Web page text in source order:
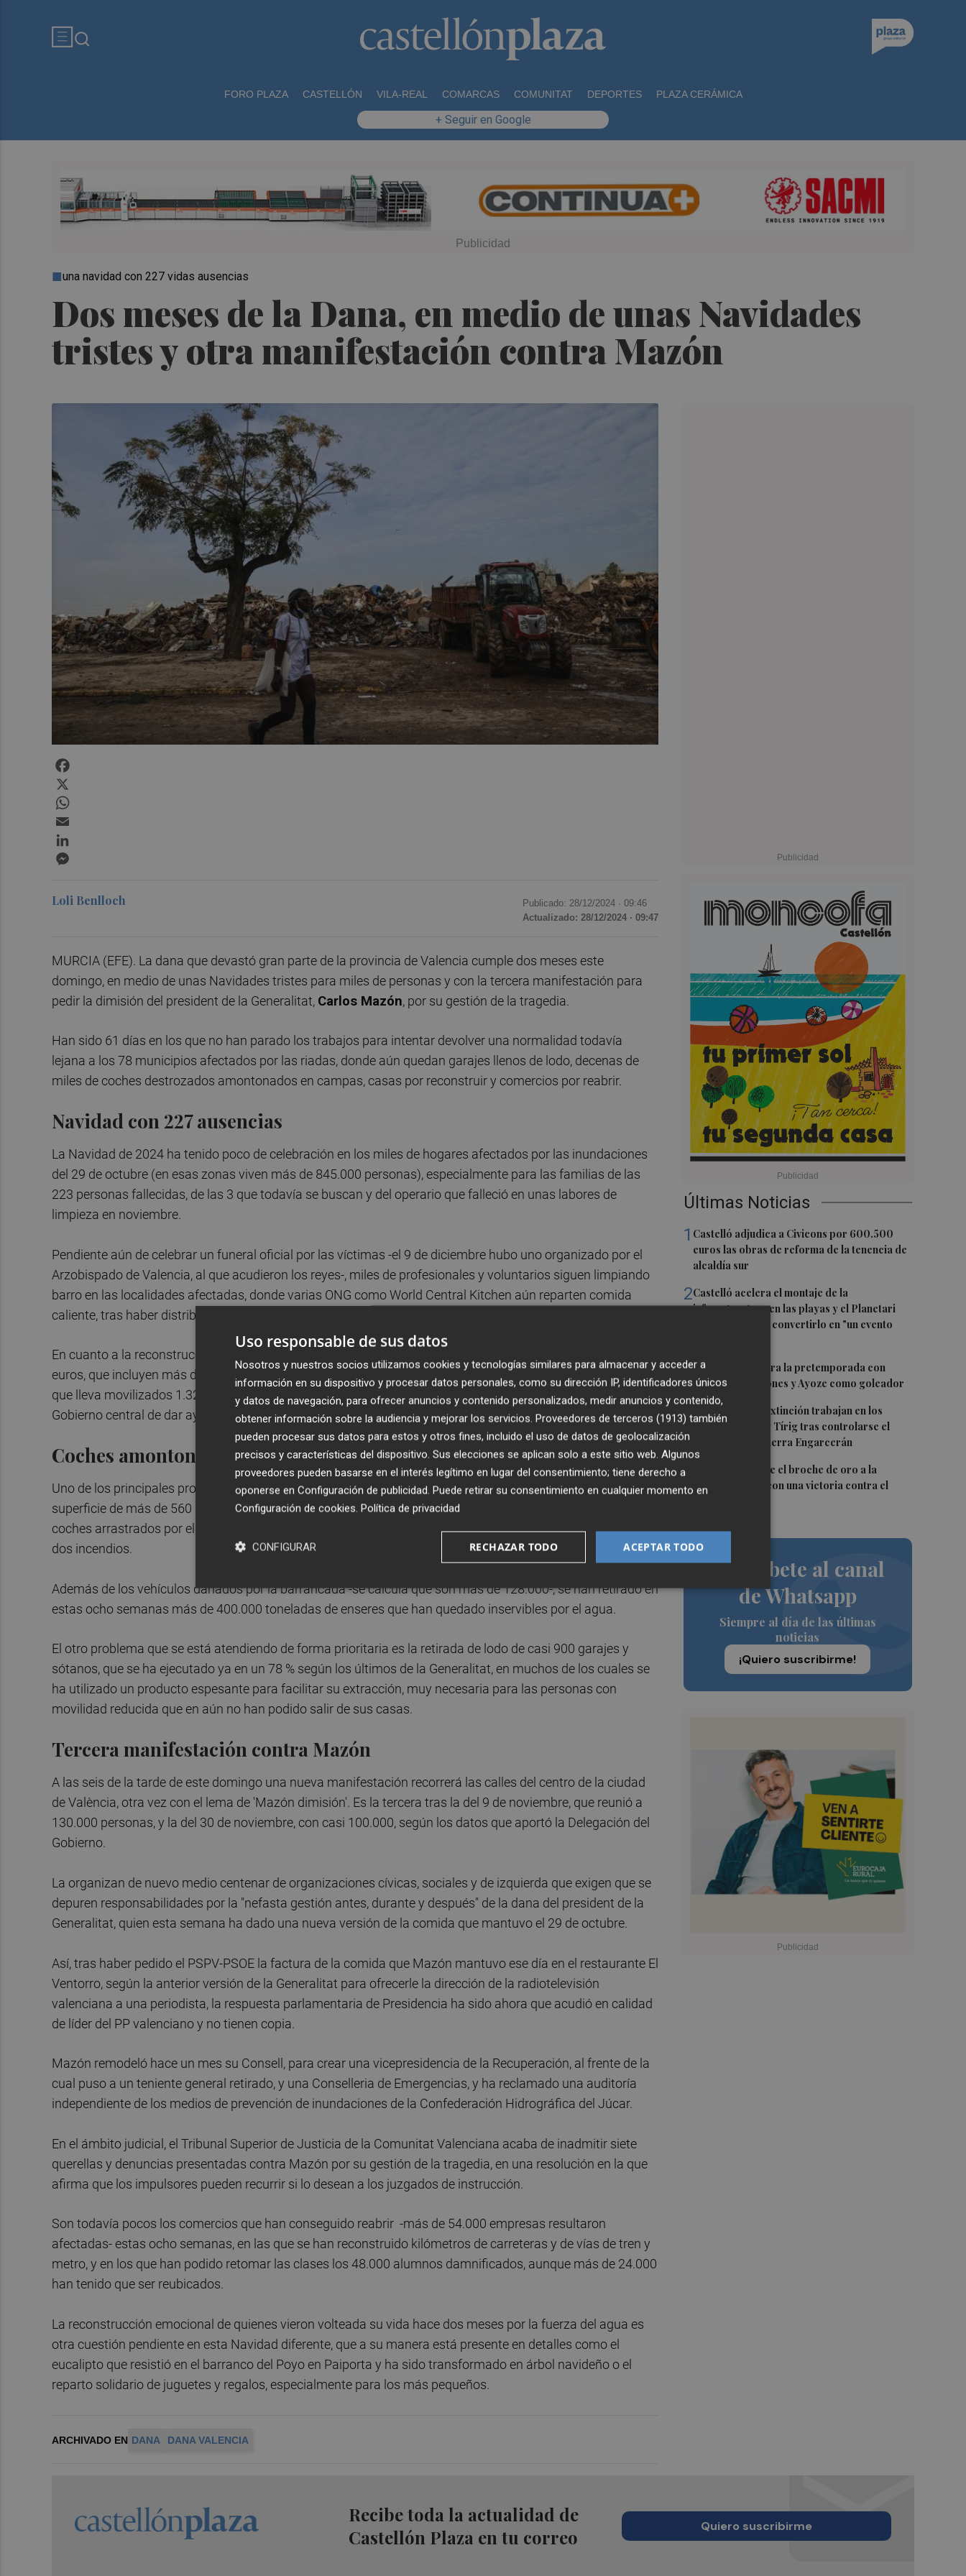
FORO PLAZA CASTELLÓN VILA-REAL COMARCAS COMUNITAT DEPORTES PLAZA CERÁMICA
+ Seguir en Google
Dos meses de la Dana, en medio de unas Navidades
tristes y otra manifestación contra Mazón
una navidad con 227 vidas ausencias
Últimas Noticias
1 Castelló adjudica a Civicons por 600.500
euros las obras de reforma de la tenencia de
alcaldía sur
2Castelló acelera el montaje de la
infraestructura en las playas y el Planetari
del eclipse para convertirlo en "un evento
3El Villarreal cierra la pretemporada con
buenas sensaciones y Ayoze como goleador
4 Los medios de extinción trabajan en los
frentes de Catí y Tírig tras controlarse el
incendio de la Sierra Engarcerán
5
El Villarreal pone el broche de oro a la
pretemporada con una victoria contra el
Suscríbete al canal
de Whatsapp
Siempre al día de las últimas
noticias
¡Quiero suscribirme!
Loli Benlloch Publicado: 28/12/2024 · 09:46
Actualizado: 28/12/2024 · 09:47
MURCIA (EFE). La dana que devastó gran parte de la provincia de Valencia cumple dos meses este
domingo, en medio de unas Navidades tristes para miles de personas y con la tercera manifestación para
pedir la dimisión del president de la Generalitat, Carlos Mazón, por su gestión de la tragedia.
Han sido 61 días en los que no han parado los trabajos para intentar devolver una normalidad todavía
lejana a los 78 municipios afectados por las riadas, donde aún quedan garajes llenos de lodo, decenas de
miles de coches destrozados amontonados en campas, casas por reconstruir y comercios por reabrir.
Navidad con 227 ausencias
La Navidad de 2024 ha tenido poco de celebración en los miles de hogares afectados por las inundaciones
del 29 de octubre (en esas zonas viven más de 845.000 personas), especialmente para las familias de las
223 personas fallecidas, de las 3 que todavía se buscan y del operario que falleció en unas labores de
limpieza en noviembre.
Pendiente aún de celebrar un funeral oficial por las víctimas -el 9 de diciembre hubo uno organizado por el
Arzobispado de Valencia, al que acudieron los reyes-, miles de profesionales y voluntarios siguen limpiando
barro en las localidades afectadas, donde varias ONG como World Central Kitchen aún reparten comida
caliente, tras haber distribuido más de 5 millones de raciones.
En cuanto a la reconstrucción, el Gobierno de España sostiene que lleva movilizados 16.600 millones de
euros, que incluyen más de 900 millones en ayudas directas abonados, mientras que la Generalitat afirma
que lleva movilizados 1.324 millones, que incluyen 854 de ayudas a fondo perdido pagadas, y acusa al
Gobierno central de dar ayudas a devolver y con intereses, lo que este niega.
Coches amontonados en campas
Uno de los principales problemas que hay que atender dos meses después de la catástrofe que afectó a una
superficie de más de 560 kilómetros cuadrados es el de las campas donde se apilaron decenas de miles de
coches arrastrados por el agua y allí siguen, pese a que muchas están cerca de núcleos urbanos y ha habido
dos incendios.
Además de los vehículos dañados por la barrancada -se calcula que son más de 128.000-, se han retirado en
estas ocho semanas más de 400.000 toneladas de enseres que han quedado inservibles por el agua.
El otro problema que se está atendiendo de forma prioritaria es la retirada de lodo de casi 900 garajes y
sótanos, que se ha ejecutado ya en un 78 % según los últimos de la Generalitat, en muchos de los cuales se
ha utilizado un producto espesante para facilitar su extracción, muy necesaria para las personas con
movilidad reducida que en aún no han podido salir de sus casas.
Tercera manifestación contra Mazón
A las seis de la tarde de este domingo una nueva manifestación recorrerá las calles del centro de la ciudad
de València, otra vez con el lema de 'Mazón dimisión'. Es la tercera tras la del 9 de noviembre, que reunió a
130.000 personas, y la del 30 de noviembre, con casi 100.000, según los datos que aportó la Delegación del
Gobierno.
La organizan de nuevo medio centenar de organizaciones cívicas, sociales y de izquierda que exigen que se
depuren responsabilidades por la "nefasta gestión antes, durante y después" de la dana del president de la
Generalitat, quien esta semana ha dado una nueva versión de la comida que mantuvo el 29 de octubre.
Así, tras haber pedido el PSPV-PSOE la factura de la comida que Mazón mantuvo ese día en el restaurante El
Ventorro, según la anterior versión de la Generalitat para ofrecerle la dirección de la radiotelevisión
valenciana a una periodista, la respuesta parlamentaria de Presidencia ha sido ahora que acudió en calidad
de líder del PP valenciano y no tienen copia.
Mazón remodeló hace un mes su Consell, para crear una vicepresidencia de la Recuperación, al frente de la
cual puso a un teniente general retirado, y una Conselleria de Emergencias, y ha reclamado una auditoría
independiente de los medios de prevención de inundaciones de la Confederación Hidrográfica del Júcar.
En el ámbito judicial, el Tribunal Superior de Justicia de la Comunitat Valenciana acaba de inadmitir siete
querellas y denuncias presentadas contra Mazón por su gestión de la tragedia, en una resolución en la que
afirma que los impulsores pueden recurrir si lo desean a los juzgados de instrucción.
Son todavía pocos los comercios que han conseguido reabrir -más de 54.000 empresas resultaron
afectadas- estas ocho semanas, en las que se han reconstruido kilómetros de carreteras y de vías de tren y
metro, y en los que han podido retomar las clases los 48.000 alumnos damnificados, aunque más de 24.000
han tenido que ser reubicados.
La reconstrucción emocional de quienes vieron volteada su vida hace dos meses por la fuerza del agua es
otra cuestión pendiente en esta Navidad diferente, que a su manera está presente en detalles como el
eucalipto que resistió en el barranco del Poyo en Paiporta y ha sido transformado en árbol navideño o el
reparto solidario de juguetes y regalos, especialmente para los más pequeños.
ARCHIVADO EN DANA DANA VALENCIA
Recibe toda la actualidad de
Castellón Plaza en tu correo
Quiero suscribirme
Uso responsable de sus datos
Nosotros y nuestros socios utilizamos cookies y tecnologías similares para almacenar y acceder a
información en su dispositivo y procesar datos personales, como su dirección IP, identificadores únicos
y datos de navegación, para ofrecer anuncios y contenido personalizados, medir anuncios y contenido,
obtener información sobre la audiencia y mejorar los servicios. Proveedores de terceros (1913) también
pueden procesar sus datos para estos y otros fines, incluido el uso de datos de geolocalización
precisos y características del dispositivo. Sus elecciones se aplican solo a este sitio web. Algunos
proveedores pueden basarse en el interés legítimo en lugar del consentimiento; tiene derecho a
oponerse en Configuración de publicidad. Puede retirar su consentimiento en cualquier momento en
Configuración de cookies. Política de privacidad
ACEPTAR TODO
RECHAZAR TODO
CONFIGURAR